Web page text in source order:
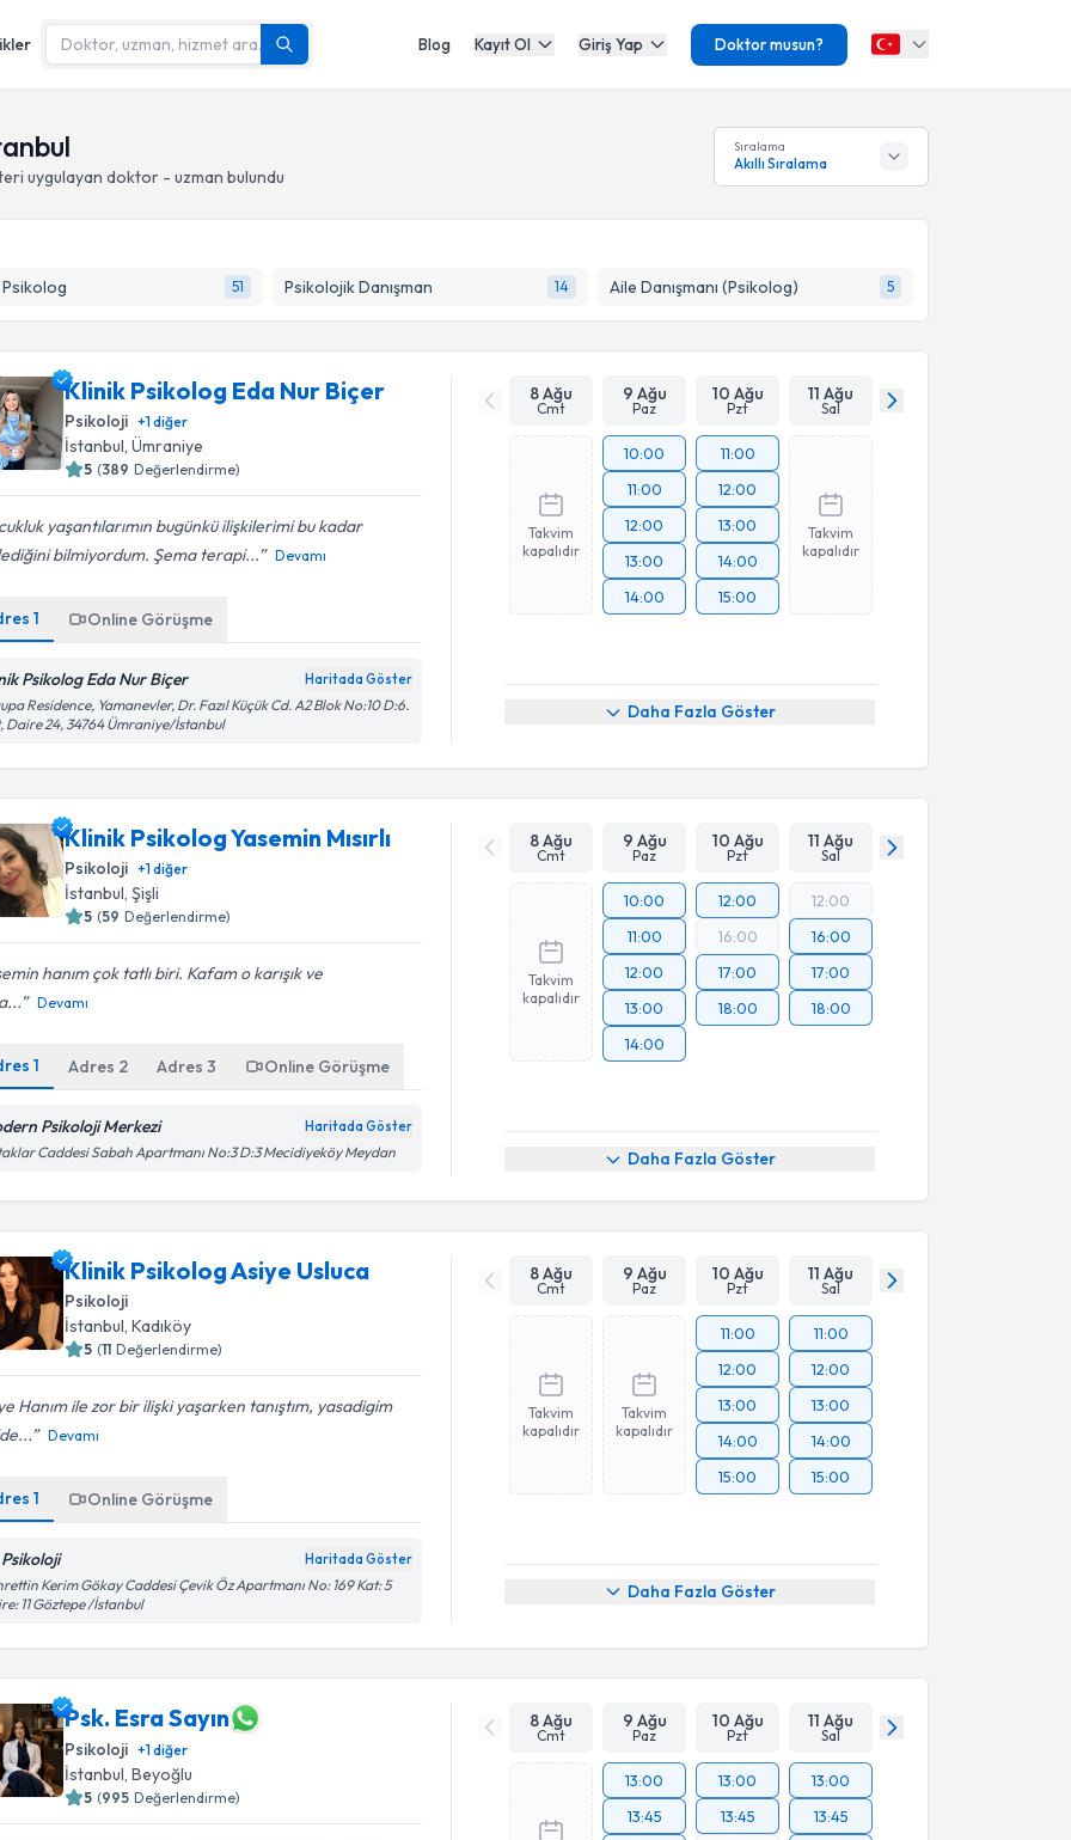
Blog Kayıt Ol Giriş Yap Doktor musun?
uygulayan doktor - uzman bulundu
Sıralama
Akıllı Sıralama
51 Psikolojik Danışman 14 Aile Danışmanı (Psikolog) 5
Klinik Psikolog Eda Nur Biçer
Psikoloji +1diğer
İstanbul, Ümraniye
5 (389 Değerlendirme)
yaşantılarımın bugünkü ilişkilerimi bu kadar
bilmiyordum. Şema terapi...
Devamı
1 Online Görüşme
Psikolog Eda Nur Biçer Haritada Göster
Residence, Yamanevler, Dr. Fazıl Küçük Cd. A2 Blok No:10 D:6.
Daire 24, 34764 Ümraniye/İstanbul
8 Ağu
Cmt
9 Ağu
Paz
10 Ağu
Pzt
11 Ağu
Sal
Takvim
kapalıdır
10:00
11:00
12:00
13:00
14:00
11:00
12:00
13:00
14:00
15:00
Takvim
kapalıdır
Daha Fazla Göster
Klinik Psikolog Yasemin Mısırlı
Psikoloji +1diğer
İstanbul, Şişli
5 (59 Değerlendirme)
hanım çok tatlı biri. Kafam o karışık ve
Devamı
1 Adres 2 Adres3 Online Görüşme
Psikoloji Merkezi Haritada Göster
Caddesi Sabah Apartmanı No:3 D:3 Mecidiyeköy Meydan
8 Ağu
Cmt
9 Ağu
Paz
10 Ağu
Pzt
11 Ağu
Sal
Takvim
kapalıdır
10:00
11:00
12:00
13:00
14:00
12:00
16:00
17:00
18:00
12:00
16:00
17:00
18:00
Daha Fazla Göster
Klinik Psikolog Asiye Usluca
Psikoloji
İstanbul , Kadıköy
5 (11 Değerlendirme)
Hanım ile zor bir ilişki yaşarken tanıştım, yasadigim
Devamı
1 Online Görüşme
Haritada Göster
Kerim Gökay Caddesi Çevik Öz Apartmanı No: 169 Kat: 5
11 Göztepe /İstanbul
8 Ağu
Cmt
9 Ağu
Paz
10 Ağu
Pzt
11 Ağu
Sal
Takvim
kapalıdır
Takvim
kapalıdır
11:00
12:00
13:00
14:00
15:00
11:00
12:00
13:00
14:00
15:00
Daha Fazla Göster
Psk. Esra Sayın
Psikoloji +1diğer
İstanbul , Beyoğlu
5 (995 Değerlendirme)
8 Ağu
Cmt
9 Ağu
Paz
10 Ağu
Pzt
11 Ağu
Sal
13:00
13:45
13:00
13:45
13:00
13:45